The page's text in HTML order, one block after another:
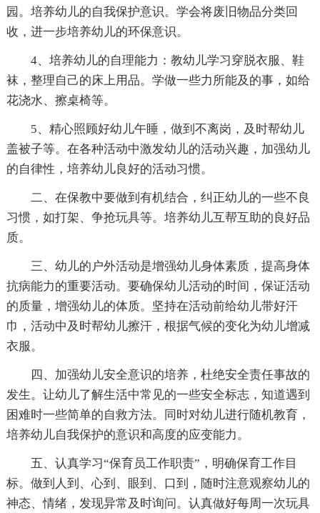
园。培养幼儿的自我保护意识。学会将废旧物品分类回
收，进一步培养幼儿的环保意识。
4、培养幼儿的自理能力：教幼儿学习穿脱衣服、鞋
袜，整理自己的床上用品。学做一些力所能及的事，如给
花浇水、擦桌椅等。
5、精心照顾好幼儿午睡，做到不离岗，及时帮幼儿
盖被子等。在各种活动中激发幼儿的活动兴趣，加强幼儿
的自律性，培养幼儿良好的活动习惯。
二、在保教中要做到有机结合，纠正幼儿的一些不良
习惯，如打架、争抢玩具等。培养幼儿互帮互助的良好品
质。
三、幼儿的户外活动是增强幼儿身体素质，提高身体
抗病能力的重要活动。要确保幼儿活动的时间，保证活动
的质量，增强幼儿的体质。坚持在活动前给幼儿带好汗
巾，活动中及时帮幼儿擦汗，根据气候的变化为幼儿增减
衣服。
四、加强幼儿安全意识的培养，杜绝安全责任事故的
发生。让幼儿了解生活中常见的一些安全标志，知道遇到
困难时一些简单的自救方法。同时对幼儿进行随机教育，
培养幼儿自我保护的意识和高度的应变能力。
五、认真学习“保育员工作职责”，明确保育工作目
标。做到人到、心到、眼到、口到，随时注意观察幼儿的
神态、情绪，发现异常及时询问。认真做好每周一次玩具